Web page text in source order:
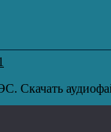
Скачать